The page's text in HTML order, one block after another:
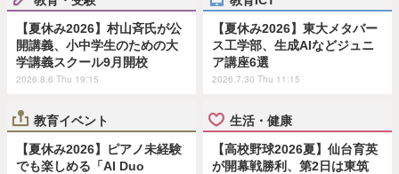
【夏休み2026】村山斉氏が公
開講義、小中学生のための大
学講義スクール9月開校
2026.8.6 Thu 19:15
【夏休み2026】東大メタバー
ス工学部、生成AIなどジュニ
ア講座6選
2026.7.30 Thu 11:15
教育イベント
【夏休み2026】ピアノ未経験
でも楽しめる「AI Duo
生活・健康
【高校野球2026夏】仙台育英
が開幕戦勝利、第2日は東筑